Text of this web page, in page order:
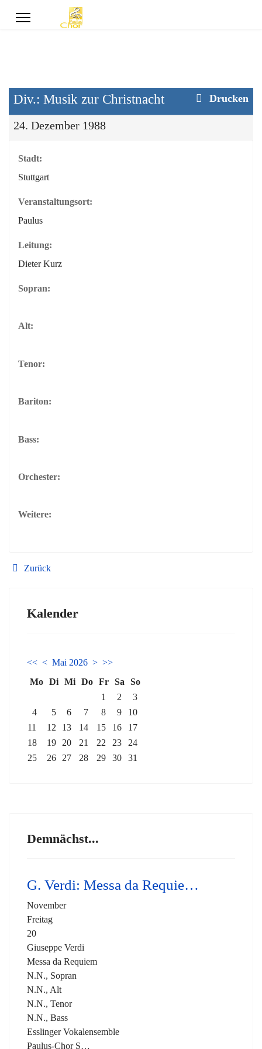
Drucken
Div.: Musik zur Christnacht
24. Dezember 1988
Stadt:
Stuttgart
Veranstaltungsort:
Paulus
Leitung:
Dieter Kurz
Sopran:
Alt:
Tenor:
Bariton:
Bass:
Orchester:
Weitere:
Zurück
Kalender
<< < Mai 2026 > >>
Mo Di Mi Do Fr Sa
So
1
2
3
4
5 6 7 8 9
10
11
12 13 14 15 16
17
18
19 20 21 22 23
24
25
26 27 28 29 30 31
Demnächst...
G. Verdi: Messa da Requie…
November
Freitag
20
Giuseppe Verdi
Messa da Requiem
N.N., Sopran
N.N., Alt
N.N., Tenor
N.N., Bass
Esslinger Vokalensemble
Paulus-Chor S…